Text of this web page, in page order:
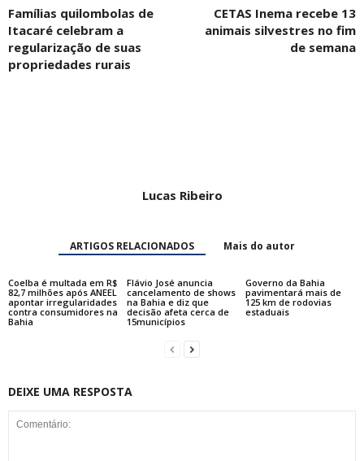
Famílias quilombolas de
Itacaré celebram a
regularização de suas
propriedades rurais
CETAS Inema recebe 13
animais silvestres no fim
de semana
Lucas Ribeiro
ARTIGOS RELACIONADOS Mais do autor
Coelba é multada em R$
82,7 milhões após ANEEL
apontar irregularidades
contra consumidores na
Bahia
Flávio José anuncia
cancelamento de shows
na Bahia e diz que
decisão afeta cerca de
15municípios
Governo da Bahia
pavimentará mais de
125 km de rodovias
estaduais
DEIXE UMA RESPOSTA